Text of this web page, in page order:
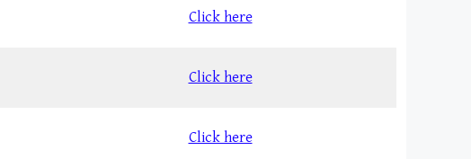
Click here
Click here
Click here